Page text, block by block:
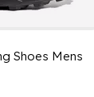
Shoes Mens